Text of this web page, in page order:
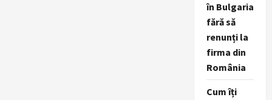
în Bulgaria
fără să
renunți la
firma din
România
Cum îți